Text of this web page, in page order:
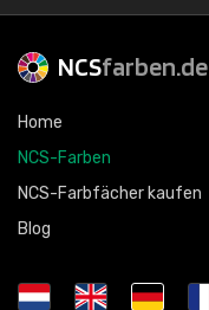
NCSfarben.de
Home
NCS-Farben
NCS-Farbfächer kaufen
Blog